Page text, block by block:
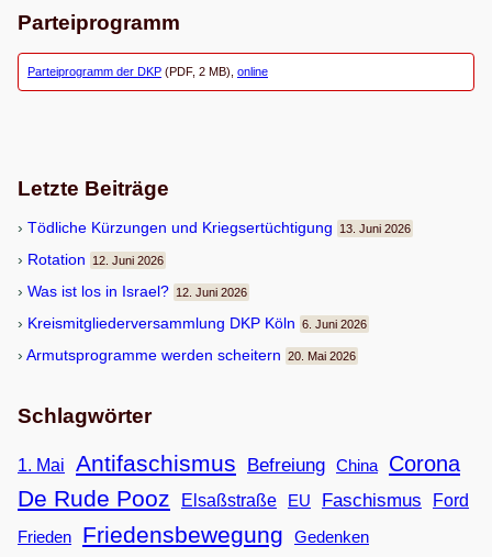
Parteiprogramm
Parteiprogramm der DKP (PDF, 2 MB), online
Letzte Beiträge
Töd­li­che Kür­zun­gen und Kriegsertüchtigung 13. Juni 2026
Rota­tion 12. Juni 2026
Was ist los in Israel? 12. Juni 2026
Kreis­mit­glie­der­ver­samm­lung DKP Köln 6. Juni 2026
Armuts­pro­gramme wer­den scheitern 20. Mai 2026
Schlagwörter
1. Mai Antifaschismus Befreiung China Corona
De Rude Pooz Elsaßstraße EU Faschismus
Ford
Frieden
Friedensbewegung
Gedenken